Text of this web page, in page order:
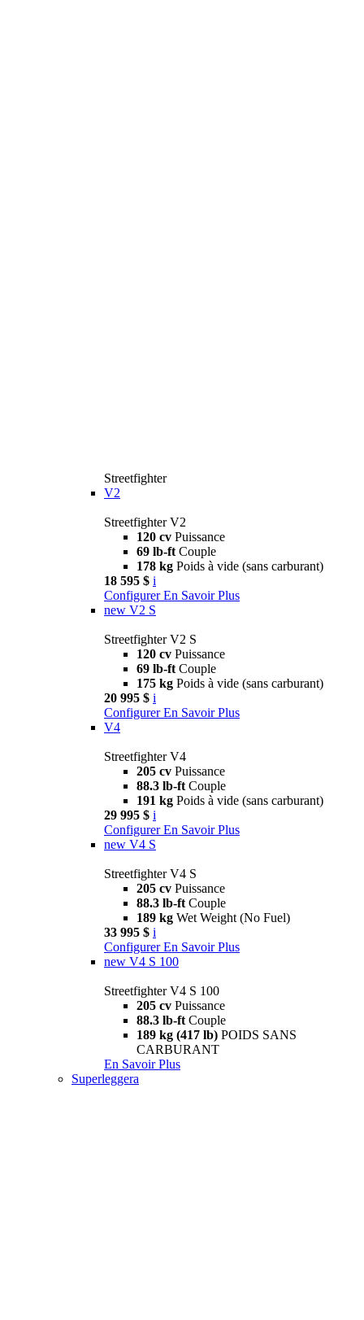
Streetfighter
V2
Streetfighter V2
120 cv Puissance
69 lb-ft Couple
178 kg Poids à vide (sans carburant)
18 595 $ i
Configurer En Savoir Plus
new V2 S
Streetfighter V2 S
120 cv Puissance
69 lb-ft Couple
175 kg Poids à vide (sans carburant)
20 995 $ i
Configurer En Savoir Plus
V4
Streetfighter V4
205 cv Puissance
88.3 lb-ft Couple
191 kg Poids à vide (sans carburant)
29 995 $ i
Configurer En Savoir Plus
new V4 S
Streetfighter V4 S
205 cv Puissance
88.3 lb-ft Couple
189 kg Wet Weight (No Fuel)
33 995 $ i
Configurer En Savoir Plus
new V4 S 100
Streetfighter V4 S 100
205 cv Puissance
88.3 lb-ft Couple
189 kg (417 lb) POIDS SANS
CARBURANT
En Savoir Plus
Superleggera